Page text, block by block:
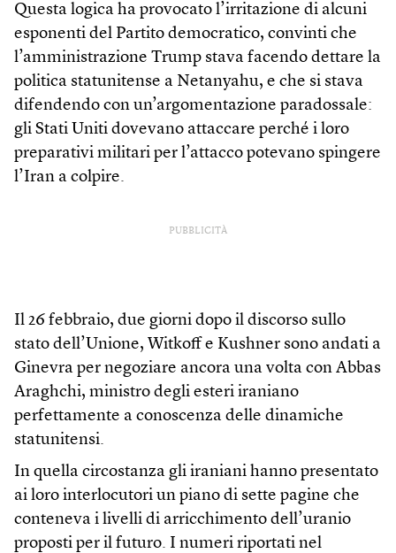
Questa logica ha provocato l’irritazione di alcuni
esponenti del Partito democratico, convinti che
l’amministrazione Trump stava facendo dettare la
politica statunitense a Netanyahu, e che si stava
difendendo con un’argomentazione paradossale:
gli Stati Uniti dovevano attaccare perché i loro
preparativi militari per l’attacco potevano spingere
l’Iran a colpire.
PUBBLICITÀ
Il 26 febbraio, due giorni dopo il discorso sullo
stato dell’Unione, Witkoff e Kushner sono andati a
Ginevra per negoziare ancora una volta con Abbas
Araghchi, ministro degli esteri iraniano
perfettamente a conoscenza delle dinamiche
statunitensi.
In quella circostanza gli iraniani hanno presentato
ai loro interlocutori un piano di sette pagine che
conteneva i livelli di arricchimento dell’uranio
proposti per il futuro. I numeri riportati nel